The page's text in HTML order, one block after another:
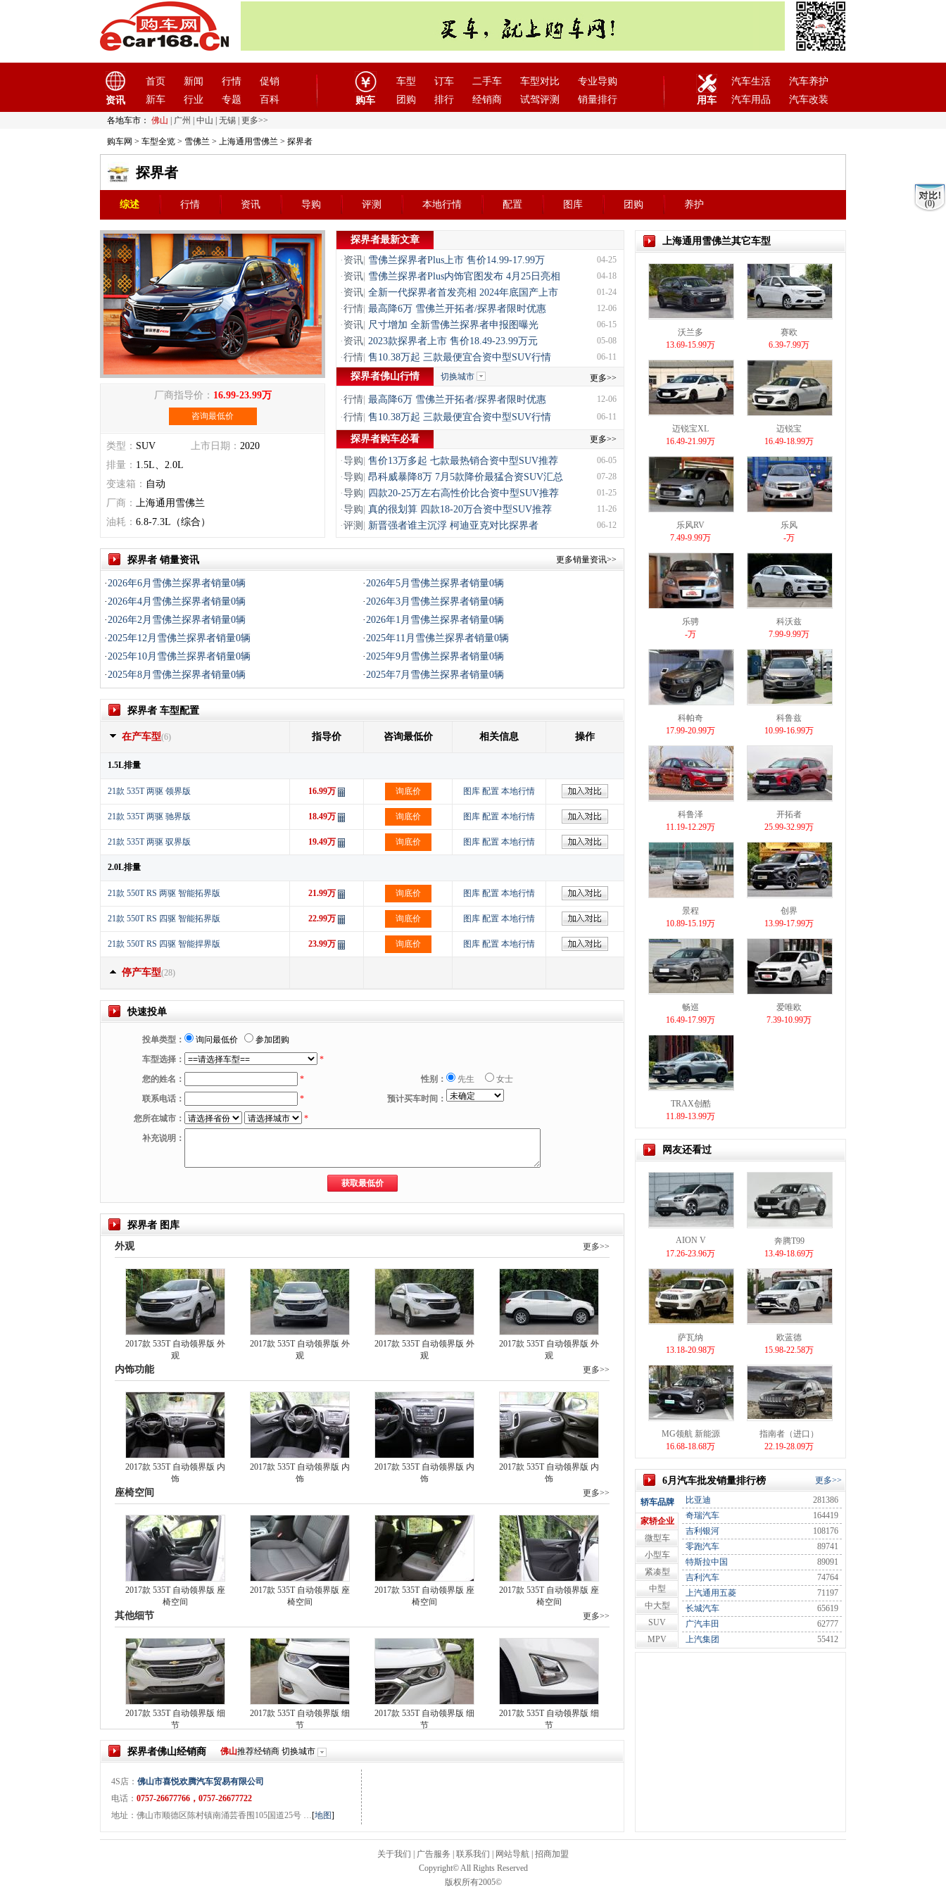
资讯
首页 新闻 行情
促销
新车
行业 专题 百科 购车
车型 订车 二手车 车型对比
专业导购
团购
排行 经销商 试驾评测 销量排行 用车
汽车生活
汽车养护
汽车用品
汽车改装
各地车市： 佛山 广州 中山 无锡 更多>>
购车网 > 车型全览 > 雪佛兰 > 上海通用雪佛兰 > 探界者
探界者
综述 行情 资讯 导购 评测 本地行情 配置 图库 团购 养护
厂商指导价： 16.99-23.99万
咨询最低价
类型： SUV 上市日期： 2020
排量： 1.5L、2.0L
变速箱： 自动
厂商： 上海通用雪佛兰
油耗： 6.8-7.3L（综合）
探界者最新文章
· 资讯 雪佛兰探界者Plus上市 售价14.99-17.99万 04-25
· 资讯 雪佛兰探界者Plus内饰官图发布 4月25日亮相 04-18
· 资讯 全新一代探界者首发亮相 2024年底国产上市 01-24
·行情 最高降6万 雪佛兰开拓者/探界者限时优惠 12-06
· 资讯 尺寸增加 全新雪佛兰探界者申报图曝光 06-15
· 资讯 2023款探界者上市 售价18.49-23.99万元 05-08
·行情 售10.38万起 三款最便宜合资中型SUV行情 06-11
探界者佛山行情 切换城市 更多>>
·行情 最高降6万 雪佛兰开拓者/探界者限时优惠 12-06
·行情 售10.38万起 三款最便宜合资中型SUV行情 06-11
探界者购车必看 更多>>
·导购 售价13万多起 七款最热销合资中型SUV推荐 06-05
·导购 昂科威暴降8万 7月5款降价最猛合资SUV汇总 07-28
·导购 四款20-25万左右高性价比合资中型SUV推荐 01-25
·导购 真的很划算 四款18-20万合资中型SUV推荐 11-26
·评测 新晋强者谁主沉浮 柯迪亚克对比探界者 06-12
探界者 销量资讯 更多销量资讯>>
·2026年6月雪佛兰探界者销量0辆 ·2026年5月雪佛兰探界者销量0辆
·2026年4月雪佛兰探界者销量0辆 ·2026年3月雪佛兰探界者销量0辆
·2026年2月雪佛兰探界者销量0辆 ·2026年1月雪佛兰探界者销量0辆
·2025年12月雪佛兰探界者销量0辆 ·2025年11月雪佛兰探界者销量0辆
·2025年10月雪佛兰探界者销量0辆 ·2025年9月雪佛兰探界者销量0辆
·2025年8月雪佛兰探界者销量0辆 ·2025年7月雪佛兰探界者销量0辆
探界者 车型配置
在产车型(6) 指导价 咨询最低价 相关信息 操作
1.5L排量
21款 535T 两驱 领界版 16.99万 询底价 图库 配置 本地行情
21款 535T 两驱 驰界版 18.49万 询底价 图库 配置 本地行情
21款 535T 两驱 驭界版 19.49万 询底价 图库 配置 本地行情
2.0L排量
21款 550T RS 两驱 智能拓界版 21.99万 询底价 图库 配置 本地行情
21款 550T RS 四驱 智能拓界版 22.99万 询底价 图库 配置 本地行情
21款 550T RS 四驱 智能捍界版 23.99万 询底价 图库 配置 本地行情
停产车型(28)
快速投单
投单类型： 询问最低价
参加团购
车型选择：
*
您的姓名：
* 性别： 先生
女士
联系电话：
*
预计买车时间：
您所在城市：
*
补充说明：
探界者 图库
外观
更多>>
2017款 535T 自动领界版 外
观
2017款 535T 自动领界版 外
观
2017款 535T 自动领界版 外
观
2017款 535T 自动领界版 外
观
内饰功能 更多>>
2017款 535T 自动领界版 内
饰
2017款 535T 自动领界版 内
饰
2017款 535T 自动领界版 内
饰
2017款 535T 自动领界版 内
饰
座椅空间 更多>>
2017款 535T 自动领界版 座
椅空间
2017款 535T 自动领界版 座
椅空间
2017款 535T 自动领界版 座
椅空间
2017款 535T 自动领界版 座
椅空间
其他细节 更多>>
2017款 535T 自动领界版 细
节
2017款 535T 自动领界版 细
节
2017款 535T 自动领界版 细
节
2017款 535T 自动领界版 细
节
探界者佛山经销商 佛山推荐经销商 切换城市
4S店： 佛山市喜悦欢腾汽车贸易有限公司
电话： 0757-26677766，0757-26677722
地址：佛山市顺德区陈村镇南涌芸香围105国道25号 …[地图]
上海通用雪佛兰其它车型
沃兰多
13.69-15.99万
赛欧
6.39-7.99万
迈锐宝XL
16.49-21.99万
迈锐宝
16.49-18.99万
乐风RV
7.49-9.99万
乐风
-万
乐骋
-万
科沃兹
7.99-9.99万
科帕奇
17.99-20.99万
科鲁兹
10.99-16.99万
科鲁泽
11.19-12.29万
开拓者
25.99-32.99万
景程
10.89-15.19万
创界
13.99-17.99万
畅巡
16.49-17.99万
爱唯欧
7.39-10.99万
TRAX创酷
11.89-13.99万
网友还看过
AION V
17.26-23.96万
奔腾T99
13.49-18.69万
萨瓦纳
13.18-20.98万
欧蓝德
15.98-22.58万
MG领航 新能源
16.68-18.68万
指南者（进口）
22.19-28.09万
6月汽车批发销量排行榜 更多>>
轿车品牌
家轿企业
微型车
小型车
紧凑型
中型
中大型
SUV
MPV
比亚迪
281386
奇瑞汽车
164419
吉利银河
108176
零跑汽车
89741
特斯拉中国
89091
吉利汽车
74764
上汽通用五菱
71197
长城汽车
65619
广汽丰田
62777
上汽集团
55412
关于我们 广告服务 联系我们 网站导航 招商加盟
Copyright© All Rights Reserved
版权所有2005©
(0)